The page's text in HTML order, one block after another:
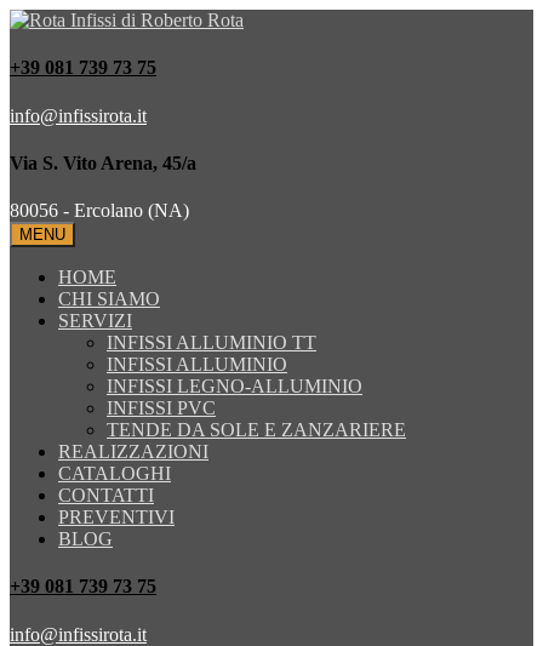
+39 081 739 73 75
info@infissirota.it
Via S. Vito Arena, 45/a
80056 - Ercolano (NA)
MENU
HOME
CHI SIAMO
SERVIZI
INFISSI ALLUMINIO TT
INFISSI ALLUMINIO
INFISSI LEGNO-ALLUMINIO
INFISSI PVC
TENDE DA SOLE E ZANZARIERE
REALIZZAZIONI
CATALOGHI
CONTATTI
PREVENTIVI
BLOG
+39 081 739 73 75
info@infissirota.it